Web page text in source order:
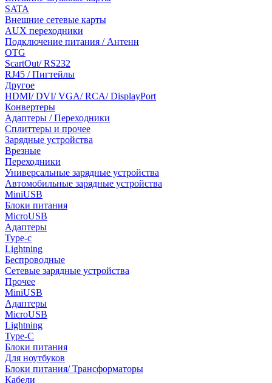
SATA
Внешние сетевые карты
AUX переходники
Подключение питания / Антенн
OTG
ScartOut/ RS232
RJ45 / Пигтейлы
Другое
HDMI/ DVI/ VGA/ RCA/ DisplayPort
Конвертеры
Адаптеры / Переходники
Сплиттеры и прочее
Зарядные устройства
Врезные
Переходники
Универсальные зарядные устройства
Автомобильные зарядные устройства
MiniUSB
Блоки питания
MicroUSB
Адаптеры
Type-c
Lightning
Беспроводные
Сетевые зарядные устройства
Прочее
MiniUSB
Адаптеры
MicroUSB
Lightning
Type-C
Блоки питания
Для ноутбуков
Блоки питания/ Трансформаторы
Кабели